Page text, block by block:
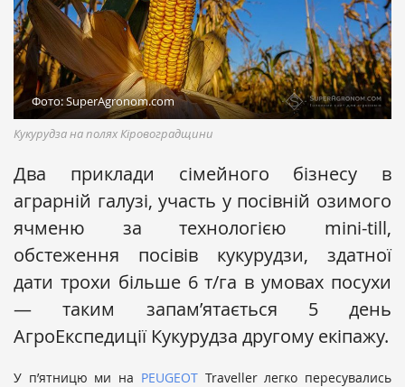
Фото: SuperAgronom.com
Кукурудза на полях Кіровоградщини
Два приклади сімейного бізнесу в
аграрній галузі, участь у посівній озимого
ячменю за технологією mini-till,
обстеження посівів кукурудзи, здатної
дати трохи більше 6 т/га в умовах посухи
— таким запам’ятається 5 день
АгроЕкспедиції Кукурудза другому екіпажу.
У п’ятницю ми на PEUGEOTTraveller легко пересувались